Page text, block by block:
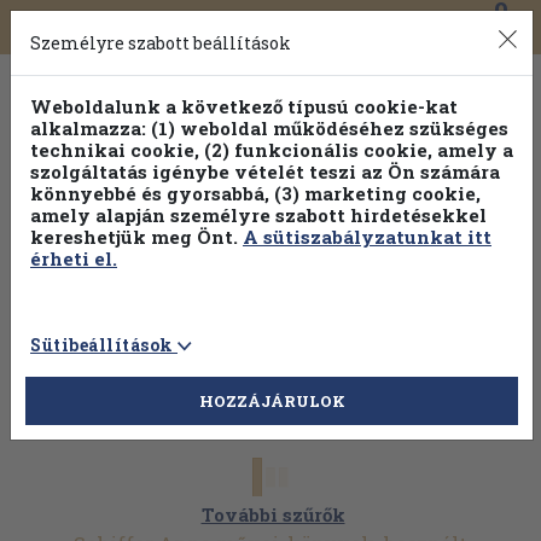
Toggle
navigation
0
Válogasson több mint 1.000.000 kiadványunk közül
100% kedvezménnyel!
További szűrők
Személyre szabott beállítások
Weboldalunk a következő típusú cookie-kat
alkalmazza: (1) weboldal működéséhez szükséges
technikai cookie, (2) funkcionális cookie, amely a
szolgáltatás igénybe vételét teszi az Ön számára
könnyebbé és gyorsabbá, (3) marketing cookie,
amely alapján személyre szabott hirdetésekkel
kereshetjük meg Önt. A sütiszabályzatunkat itt
érheti el.
Sütibeállítások
HOZZÁJÁRULOK